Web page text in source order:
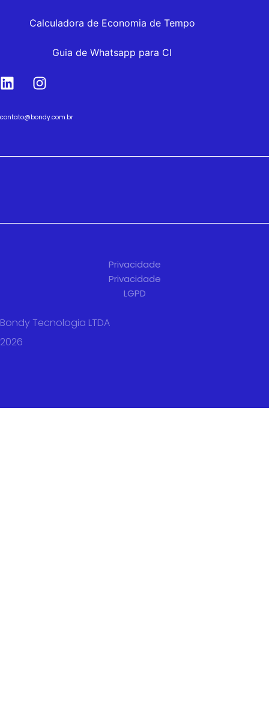
Calculadora de Economia de Tempo
Guia de Whatsapp para CI
contato@bondy.com.br
2026
Bondy Tecnologia LTDA
Privacidade
Privacidade
LGPD